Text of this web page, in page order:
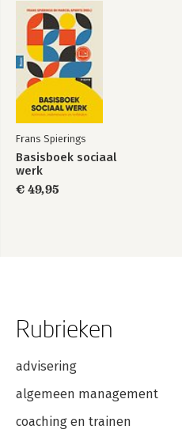
Frans Spierings
Basisboek sociaal
werk
€ 49,95
Rubrieken
advisering
algemeen management
coaching en trainen